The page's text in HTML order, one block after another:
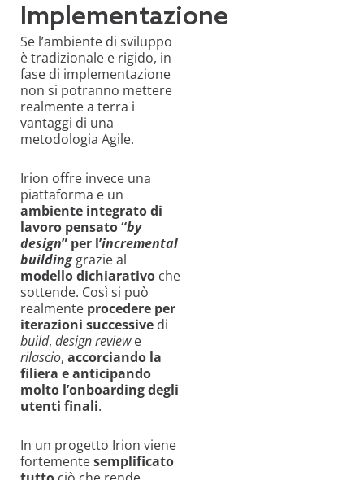
Implementazione
Se l’ambiente di sviluppo
è tradizionale e rigido, in
fase di implementazione
non si potranno mettere
realmente a terra i
vantaggi di una
metodologia Agile.
Irion offre invece una
piattaforma e un
ambiente integrato di
lavoro pensato “by
design” per l’incremental
buildinggrazie al
modello dichiarativo che
sottende. Così si può
realmente procedere per
iterazioni successive di
build, design reviewe
rilascio, accorciando la
filiera e anticipando
molto l’onboarding degli
utenti finali.
In un progetto Irion viene
fortementesemplificato